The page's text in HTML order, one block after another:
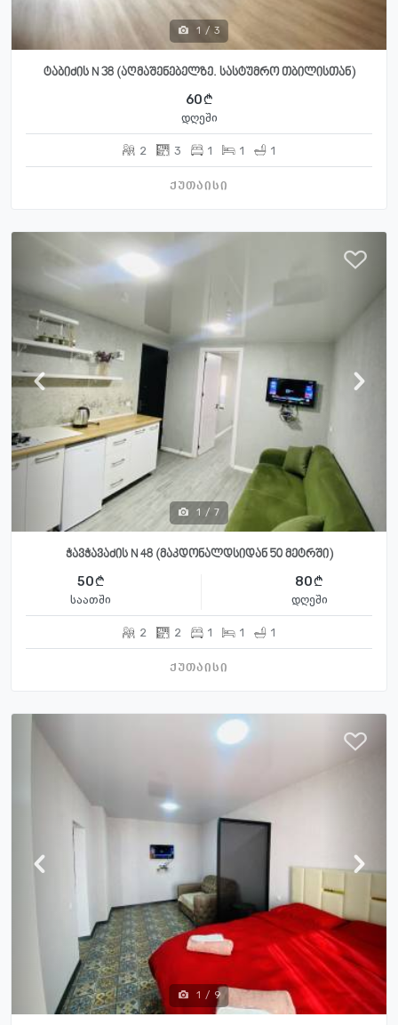
1 / 3
ტაბიძის N 38 (აღმაშენებელზე. სასტუმრო თბილისთან)
60
დღეში
2 3 1 1 1
ქუთაისი
1 / 7
ჭავჭავაძის N 48 (მაკდონალდსიდან 50 მეტრში)
50
საათში
80
დღეში
2 2 1 1 1
ქუთაისი
1 / 9